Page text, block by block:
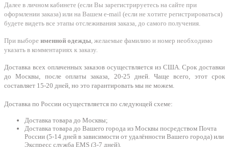
Далее в личном кабинете (если Вы зарегистрируетесь на сайте при
оформлении заказа) или на Вашем e-mail (если не хотите регистрироваться)
будете видеть все этапы отслеживания заказа, до самого получения.
При выборе именной одежды, желаемые фамилию и номер необходимо
указать в комментариях к заказу.
Доставка всех оплаченных заказов осуществляется из США. Срок доставки
до Москвы, после оплаты заказа, 20-25 дней. Чаще всего, этот срок
составляет 15-20 дней, но это гарантировать мы не можем.
Доставка по России осуществляется по следующей схеме:
Доставка товара до Москвы;
Доставка товара до Вашего города из Москвы посредством Почта
России (5-14 дней в зависимости от удалённости Вашего города) или
Экспресс служба EMS (3-7 дней).